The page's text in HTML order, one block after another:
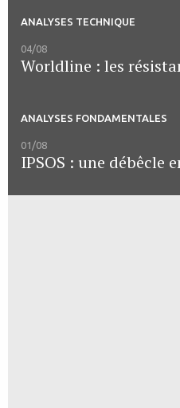
ANALYSES TECHNIQUE
04/08
Worldline : les
ANALYSES FONDAMENTALES
01/08
IPSOS : une débêcle